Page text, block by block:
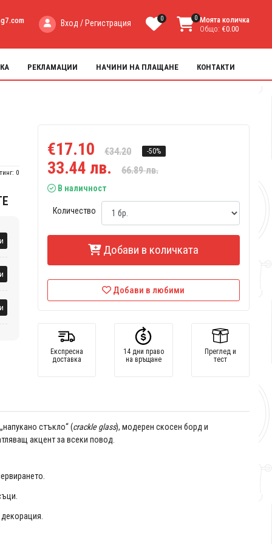
Вход / Регистрация 0 0 Моята количка
Общо: €0.00
РЕКЛАМАЦИИ НАЧИНИ НА ПЛАЩАНЕ КОНТАКТИ
0
€17.10 €34.20 -50%
33.44 лв. 66.89 лв.
В наличност
Количество
Добави в количката
Добави в любими
Експресна
доставка
14 дни право
на връщане
Преглед и
тест
стъкло“ (crackle glass), модерен скосен борд и
акцент за всеки повод.